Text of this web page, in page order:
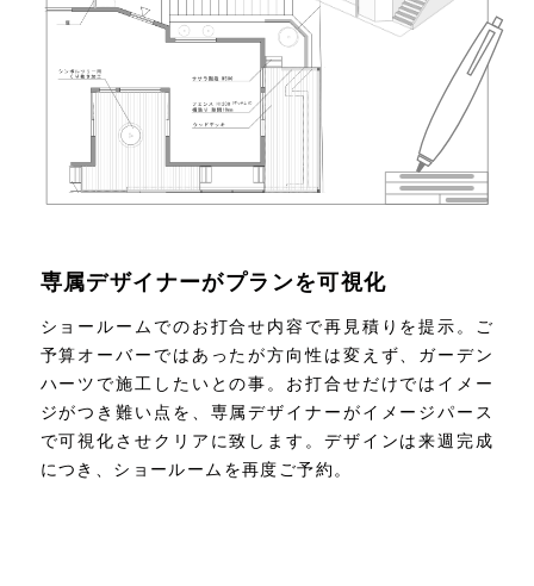
専属デザイナーがプランを可視化
ショールームでのお打合せ内容で再見積りを提示。ご
予算オーバーではあったが方向性は変えず、ガーデン
ハーツで施工したいとの事。お打合せだけではイメー
ジがつき難い点を、専属デザイナーがイメージパース
で可視化させクリアに致します。デザインは来週完成
につき、ショールームを再度ご予約。